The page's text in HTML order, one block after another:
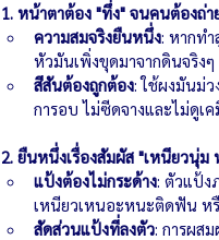
1. หน้าตาต้อง "ทึ่ง" จนคนต้องถ่
ความสมจริงยืนหนึ่ง: หากท
หัวมันเพิ่งขุดมาจากดินจริงๆ
สีสันต้องถูกต้อง: ใช้ผงมันม่
การอบ ไม่ซีดจางและไม่ดูเค
2. ยืนหนึ่งเรื่องสัมผัส "เหนียวนุ่
แป้งต้องไม่กระด้าง: ตัวแป้ง
เหนียวเหนอะหนะติดฟัน ห
สัดส่วนแป้งที่ลงตัว: การผส